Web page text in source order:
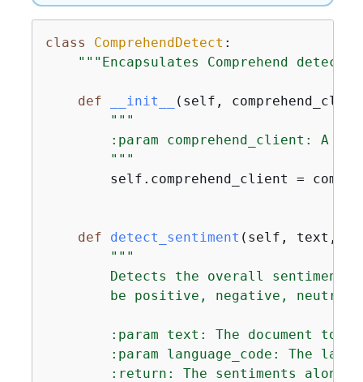
class ComprehendDetect :
"""Encapsulates Comprehend
def __init__ ( self,
"""
:param comprehend_client: A
        """
self.comprehend_client =
def detect_sentiment ( self, text,
"""
Detects the overall sentiment
be positive, negative,
:param text: The document to
:param language_code: The
:return: The sentiments along